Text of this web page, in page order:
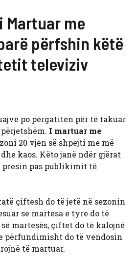
Martuar me
përfshin këtë
televiziv
po përgatiten për të takuar
I martuar me
20 vjen së shpejti me më
kaos. Këto janë ndër gjërat
presin pas publikimit të
çiftesh do të jetë në sezonin
se martesa e tyre do të
së martesës, çiftet do të kalojnë
përfundimisht do të vendosin
të martuar.